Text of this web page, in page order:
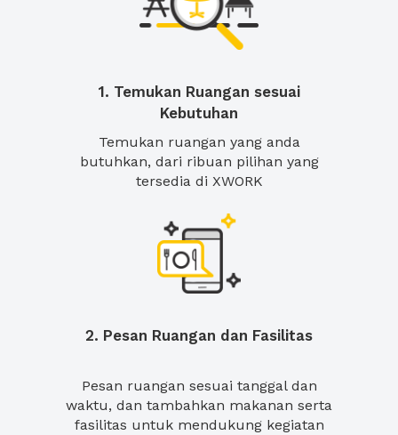
1. Temukan Ruangan sesuai
Kebutuhan
Temukan ruangan yang anda
butuhkan, dari ribuan pilihan yang
tersedia di XWORK
2. Pesan Ruangan dan Fasilitas
Pesan ruangan sesuai tanggal dan
waktu, dan tambahkan makanan serta
fasilitas untuk mendukung kegiatan